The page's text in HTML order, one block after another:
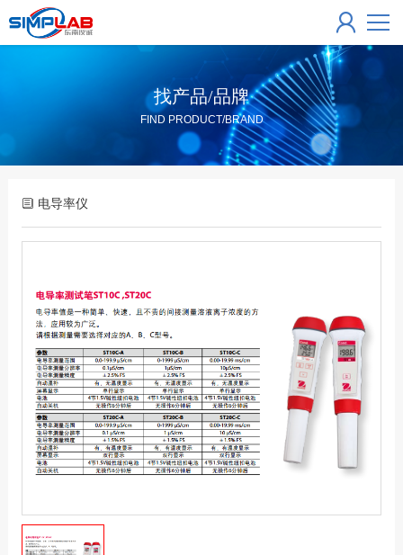
找产品/品牌
FIND PRODUCT/BRAND
电导率仪